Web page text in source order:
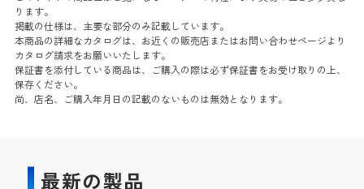
ります。
掲載の仕様は、主要な部分のみ記載しています。
本商品の詳細なカタログは、お近くの販売店またはお問い合わせページより
カタログ請求をお願いいたします。
保証書を添付している商品は、ご購入の際は必ず保証書をお受け取りの上、
保存ください。
尚、店名、ご購入年月日の記載のないものは無効となります。
最新の製品